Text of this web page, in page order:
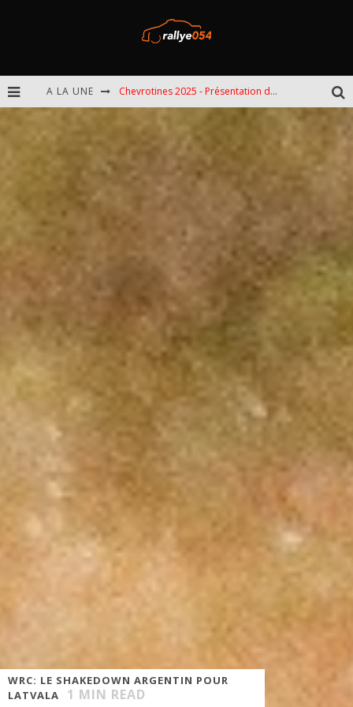
A LA UNE Chevrotines 2025 - Présentation de l'épreuve
WRC: LE SHAKEDOWN ARGENTIN POUR
LATVALA
1 MIN READ